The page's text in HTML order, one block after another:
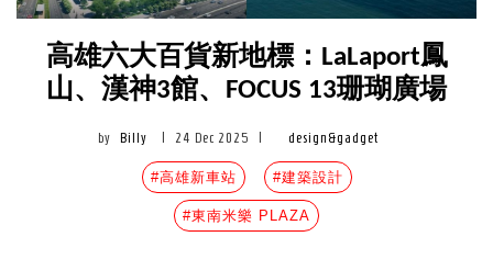
高雄六大百貨新地標：LaLaport鳳
山、漢神3館、FOCUS 13珊瑚廣場
by Billy 24 Dec 2025 design&gadget
#高雄新車站 #建築設計
#東南米樂 PLAZA